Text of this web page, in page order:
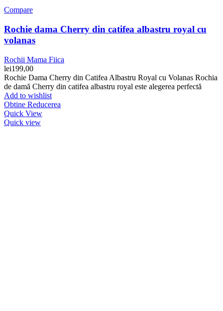
Compare
Rochie dama Cherry din catifea albastru royal cu
volanas
Rochii Mama Fiica
lei199,00
Rochie Dama Cherry din Catifea Albastru Royal cu Volanas Rochia
de damă Cherry din catifea albastru royal este alegerea perfectă
Add to wishlist
Obtine Reducerea
Quick View
Quick view